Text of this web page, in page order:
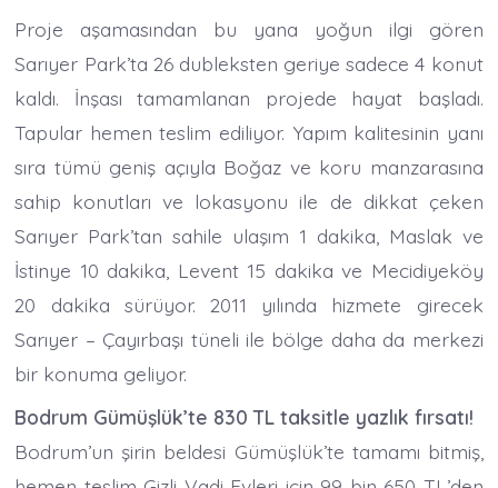
Proje aşamasından bu yana yoğun ilgi gören
Sarıyer Park’ta 26 dubleksten geriye sadece 4 konut
kaldı. İnşası tamamlanan projede hayat başladı.
Tapular hemen teslim ediliyor. Yapım kalitesinin yanı
sıra tümü geniş açıyla Boğaz ve koru manzarasına
sahip konutları ve lokasyonu ile de dikkat çeken
Sarıyer Park’tan sahile ulaşım 1 dakika, Maslak ve
İstinye 10 dakika, Levent 15 dakika ve Mecidiyeköy
20 dakika sürüyor. 2011 yılında hizmete girecek
Sarıyer – Çayırbaşı tüneli ile bölge daha da merkezi
bir konuma geliyor.
Bodrum Gümüşlük’te 830 TL taksitle yazlık fırsatı!
Bodrum’un şirin beldesi Gümüşlük’te tamamı bitmiş,